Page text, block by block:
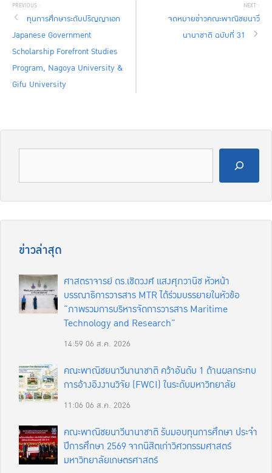
ทุนการศึกษาระดับปริญญาเอก
Japanese Government
Scholarship Forefront Studies
Program, Nagoya University &
Gifu University
จดหมายข่าวคณะพาณิชยนาวี
นานาชาติ ฉบับที่ 31
ข่าวล่าสุด
ศาสตราจารย์ ดร.เชิดวงศ์ แสงศุภวานิช หัวหน้า
บรรณาธิการวารสาร MTR ได้ร่วมบรรยายในหัวข้อ
“ภาพรวมการบริหารจัดการวารสาร Maritime
Technology and Research”
14:59 06 ส.ค. 2026
คณะพาณิชยนาวีนานาชาติ คว้าอันดับ 1 ด้านผลกระทบ
การอ้างอิงงานวิจัย (FWCI) ในระดับมหาวิทยาลัย
11:06 06 ส.ค. 2026
คณะพาณิชยนาวีนานาชาติ รับมอบทุนการศึกษา ประจำ
ปีการศึกษา 2569 จากนิสิตเก่าวิศวกรรมศาสตร์
มหาวิทยาลัยเกษตรศาสตร์